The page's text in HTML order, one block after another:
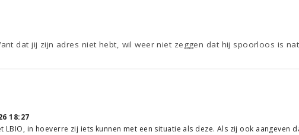
dat jij zijn adres niet hebt, wil weer niet zeggen dat hij spoorloos is
18:27
LBIO, in hoeverre zij iets kunnen met een situatie als deze. Als zij ook aangeven